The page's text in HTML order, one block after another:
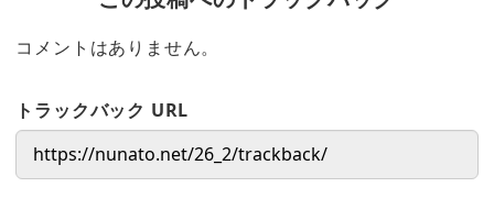
コメントはありません。
トラックバック URL